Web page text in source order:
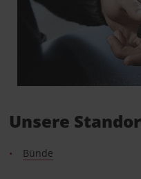
Unsere
Bünde